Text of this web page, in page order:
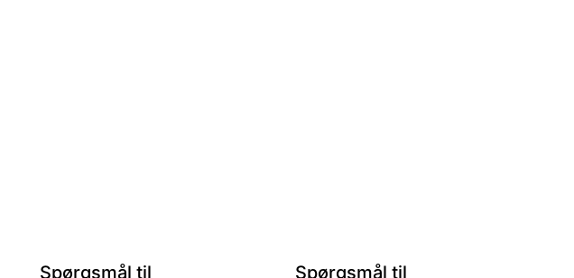
Spørgsmål til
Spørgsmål til